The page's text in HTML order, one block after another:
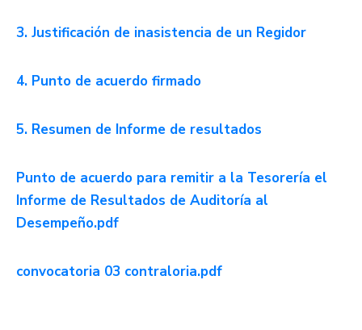
3. Justificación de inasistencia de un Regidor
4. Punto de acuerdo firmado
5. Resumen de Informe de resultados
Punto de acuerdo para remitir a la Tesorería el
Informe de Resultados de Auditoría al
Desempeño.pdf
convocatoria 03 contraloria.pdf